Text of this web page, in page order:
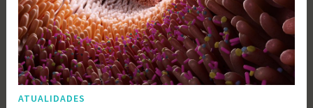
ATUALIDADES